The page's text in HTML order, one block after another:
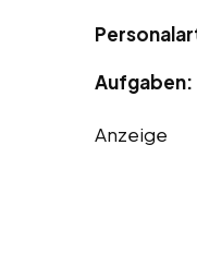
Aufgaben:
Anzeige